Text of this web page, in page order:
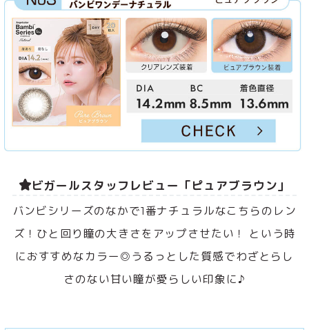
ビガールスタッフレビュー「ピュアブラウン」
バンビシリーズのなかで1番ナチュラルなこちらのレン
ズ！ひと回り瞳の大きさをアップさせたい！ という時
におすすめなカラー◎うるっとした質感でわざとらし
さのない甘い瞳が愛らしい印象に♪